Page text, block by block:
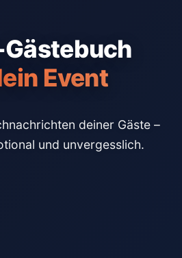
Event
deiner Gäste –
und unvergesslich.